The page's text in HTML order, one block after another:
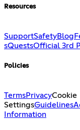
Resources
SupportSafetyBlog
sQuestsOfficial 3rd
Policies
TermsPrivacyCookie
SettingsGuidelines
Information